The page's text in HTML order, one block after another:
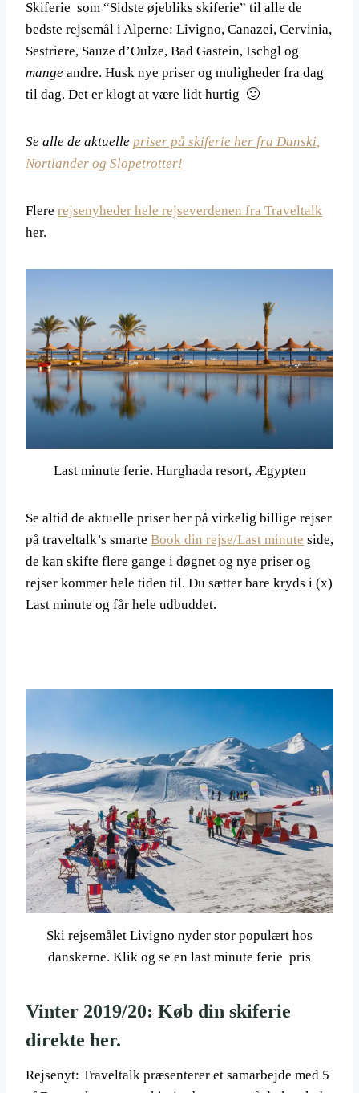
Skiferie som “Sidste øjebliks skiferie” til alle de
bedste rejsemål i Alperne: Livigno, Canazei, Cervinia,
Sestriere, Sauze d’Oulze, Bad Gastein, Ischgl og
mange andre. Husk nye priser og muligheder fra dag
til dag. Det er klogt at være lidt hurtig 🙂
Se alle de aktuelle priser på skiferie her fra Danski,
Nortlander og Slopetrotter!
Flere rejsenyheder hele rejseverdenen fra Traveltalk
her.
Last minute ferie. Hurghada resort, Ægypten
Se altid de aktuelle priser her på virkelig billige rejser
på traveltalk’s smarte Book din rejse/Last minute side,
de kan skifte flere gange i døgnet og nye priser og
rejser kommer hele tiden til. Du sætter bare kryds i (x)
Last minute og får hele udbuddet.
Ski rejsemålet Livigno nyder stor populært hos
danskerne. Klik og se en last minute ferie pris
Vinter 2019/20: Køb din skiferie
direkte her.
Rejsenyt: Traveltalk præsenterer et samarbejde med 5